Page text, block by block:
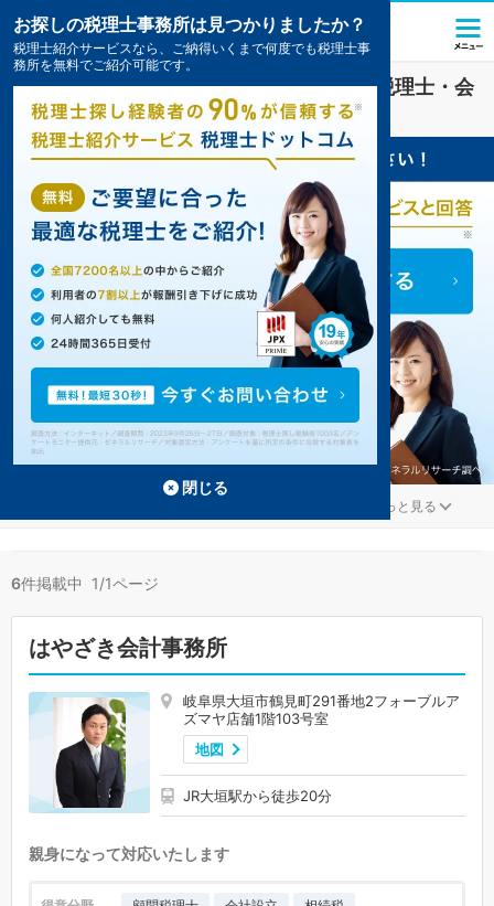
建設・建築業界に強い大垣市(岐阜県)の税理士・会
計事務所の一覧6件掲載中
もっと見る
6件掲載中 1/1ページ
はやざき会計事務所
岐阜県大垣市鶴見町291番地2フォーブルア
ズマヤ店舗1階103号室
地図
JR大垣駅から徒歩20分
親身になって対応いたします
お探しの税理士事務所は見つかりましたか？
税理士紹介サービスなら、ご納得いくまで何度でも税理士事
務所を無料でご紹介可能です。
閉じる